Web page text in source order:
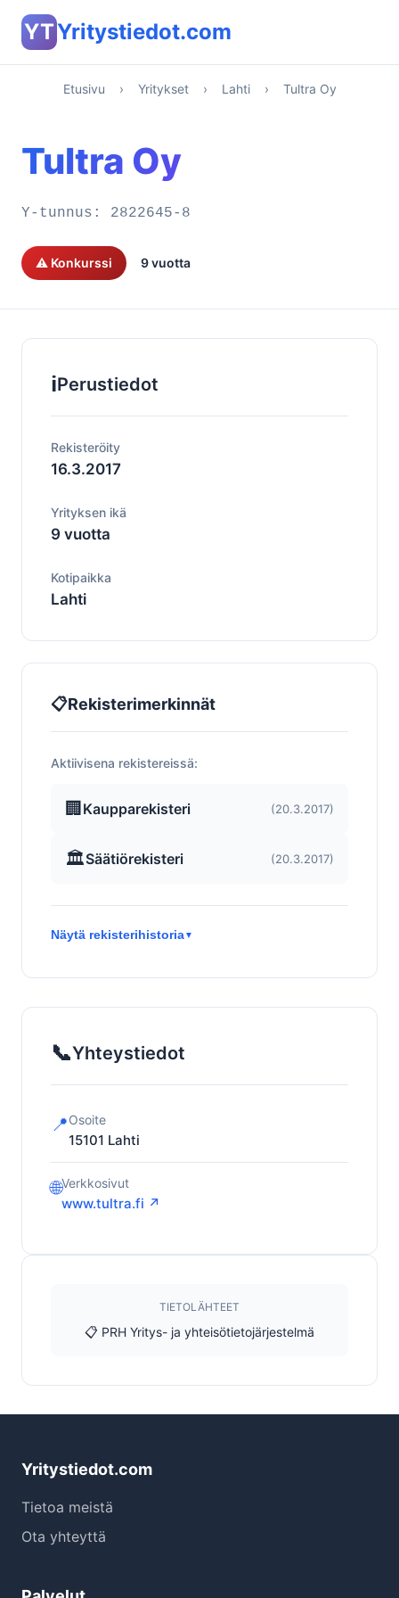
YTYritystiedot.com
Etusivu › Yritykset › Lahti › Tultra Oy
Tultra Oy
Y-tunnus: 2822645-8
⚠️ Konkurssi 9 vuotta
ℹ️Perustiedot
Rekisteröity
16.3.2017
Yrityksen ikä
9 vuotta
Kotipaikka
Lahti
📋Rekisterimerkinnät
Aktiivisena rekistereissä:
🏢 Kaupparekisteri (20.3.2017)
🏛️Säätiörekisteri (20.3.2017)
Näytä rekisterihistoria▼
📞Yhteystiedot
📍Osoite
15101 Lahti
🌐Verkkosivut
www.tultra.fi ↗
TIETOLÄHTEET
📋 PRH Yritys- ja yhteisötietojärjestelmä
Yritystiedot.com
Tietoa meistä
Ota yhteyttä